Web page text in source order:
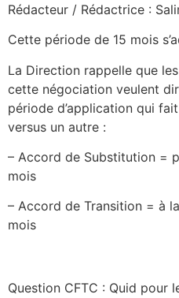
Rédacteur / Rédactrice :
Cette période de 15 mois
La Direction rappelle que
cette négociation veulent
période d’application qui
versus un autre :
– Accord de Substitution =
mois
– Accord de Transition = à
mois
Question CFTC : Quid pour